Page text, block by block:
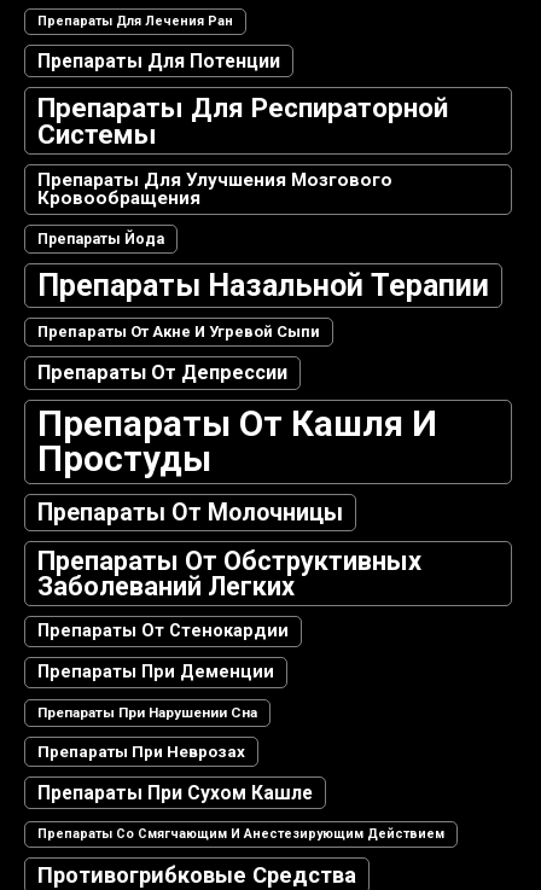
Препараты Для Лечения Ран
Препараты Для Потенции
Препараты Для Респираторной
Системы
Препараты Для Улучшения Мозгового
Кровообращения
Препараты Йода
Препараты Назальной Терапии
Препараты От Акне И Угревой Сыпи
Препараты От Депрессии
Препараты От Кашля И
Простуды
Препараты От Молочницы
Препараты От Обструктивных
Заболеваний Легких
Препараты От Стенокардии
Препараты При Деменции
Препараты При Нарушении Сна
Препараты При Неврозах
Препараты При Сухом Кашле
Препараты Со Смягчающим И Анестезирующим Действием
Противогрибковые Средства